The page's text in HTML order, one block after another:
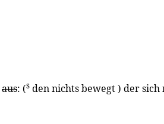
aus: (s den nichts bewegt ) der